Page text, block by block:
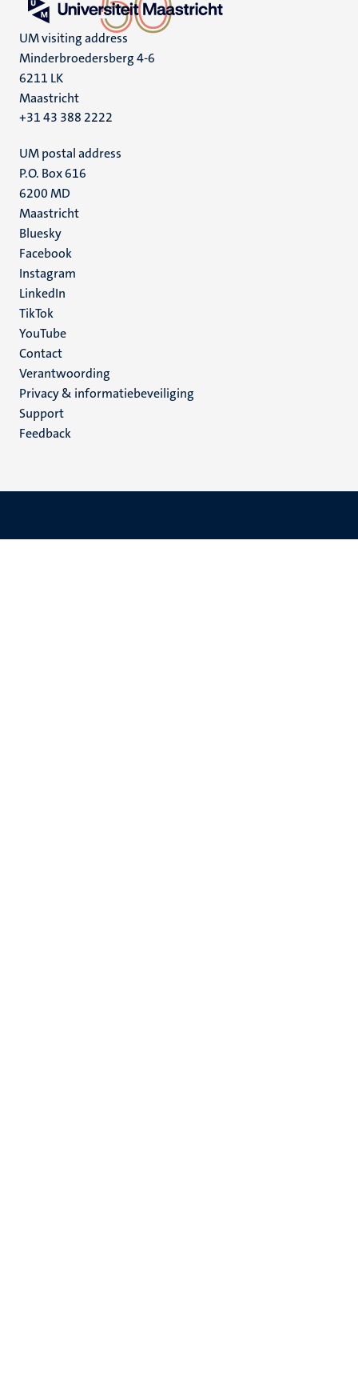
UM visiting address
Minderbroedersberg 4-6
6211 LK
Maastricht
+31 43 388 2222
UM postal address
P.O. Box 616
6200 MD
Maastricht
Social
media
Bluesky
Facebook
Instagram
LinkedIn
TikTok
YouTube
Menu
footer
(NL)
Contact
Verantwoording
Privacy & informatiebeveiliging
Support
Feedback